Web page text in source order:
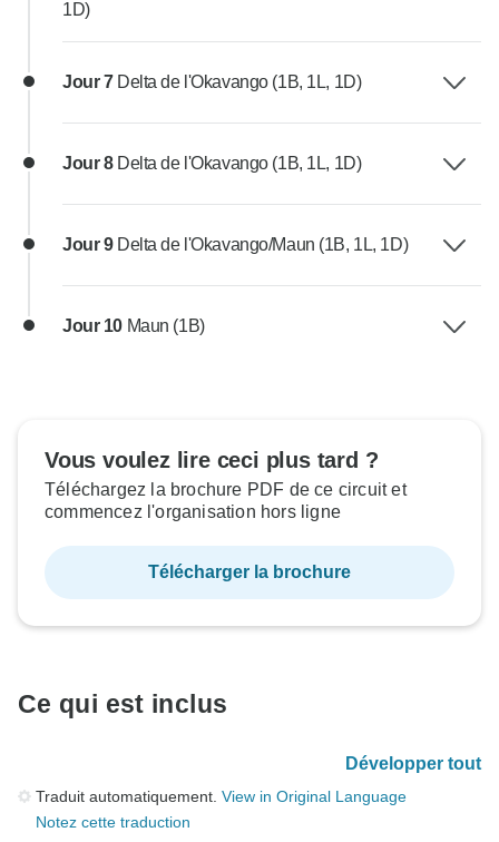
1D)
Jour 7 Delta de l'Okavango (1B, 1L, 1D)
Jour 8 Delta de l'Okavango (1B, 1L, 1D)
Jour 9 Delta de l'Okavango/Maun (1B, 1L, 1D)
Jour 10 Maun (1B)
Vous voulez lire ceci plus tard ?
Téléchargez la brochure PDF de ce circuit et
commencez l'organisation hors ligne
Télécharger la brochure
Ce qui est inclus
Développer tout
Traduit automatiquement. View in Original Language
Notez cette traduction